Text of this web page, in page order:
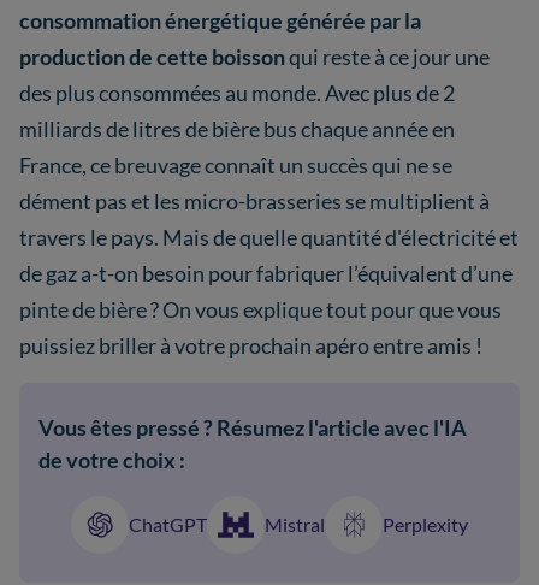
consommation énergétiquegénérée par la
productionde cette boissonqui reste à ce jour une
des plus consommées au monde. Avec plus de 2
milliards de litres de bière bus chaque année en
France, ce breuvage connaît un succès qui ne se
dément pas et les micro-brasseries se multiplient à
travers le pays. Mais de quelle quantité d'électricité et
de gaz a-t-on besoin pour fabriquer l’équivalent d’une
pinte de bière ? On vous explique tout pour que vous
puissiez briller à votre prochain apéro entre amis !
Vous êtes pressé ? Résumez l'article avec l'IA
de votre choix :
ChatGPT Mistral Perplexity